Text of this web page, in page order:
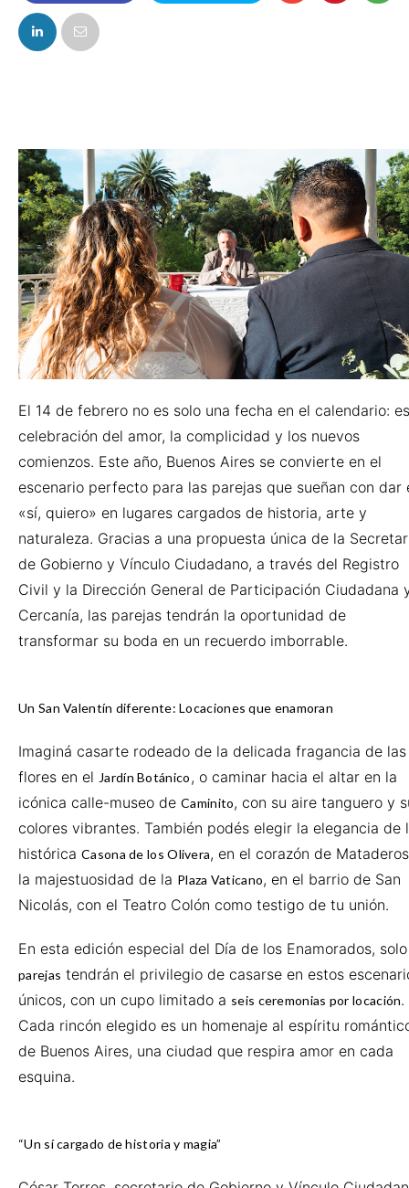
FACEBOOK
El 14 de febrero no es solo una fecha en el calendario:
celebración del amor, la complicidad y los nuevos
comienzos. Este año, Buenos Aires se convierte en el
escenario perfecto para las parejas que sueñan con dar
«sí, quiero» en lugares cargados de historia, arte y
naturaleza. Gracias a una propuesta única de la
de Gobierno y Vínculo Ciudadano, a través del Registro
Civil y la Dirección General de Participación Ciudadana
Cercanía, las parejas tendrán la oportunidad de
transformar su boda en un recuerdo imborrable.
Un San Valentín diferente: Locaciones que enamoran
Imaginá casarte rodeado de la delicada fragancia de las
flores en el Jardín Botánico, o caminar hacia el altar en la
icónica calle-museo de Caminito, con su aire tanguero y
colores vibrantes. También podés elegir la elegancia de
histórica Casona de los Olivera, en el corazón de
la majestuosidad de la Plaza Vaticano, en el barrio de San
Nicolás, con el Teatro Colón como testigo de tu unión.
En esta edición especial del Día de los Enamorados,
parejas tendrán el privilegio de casarse en estos
únicos, con un cupo limitado a seis ceremonias por locación.
Cada rincón elegido es un homenaje al espíritu
de Buenos Aires, una ciudad que respira amor en cada
esquina.
“Un sí cargado de historia y magia”